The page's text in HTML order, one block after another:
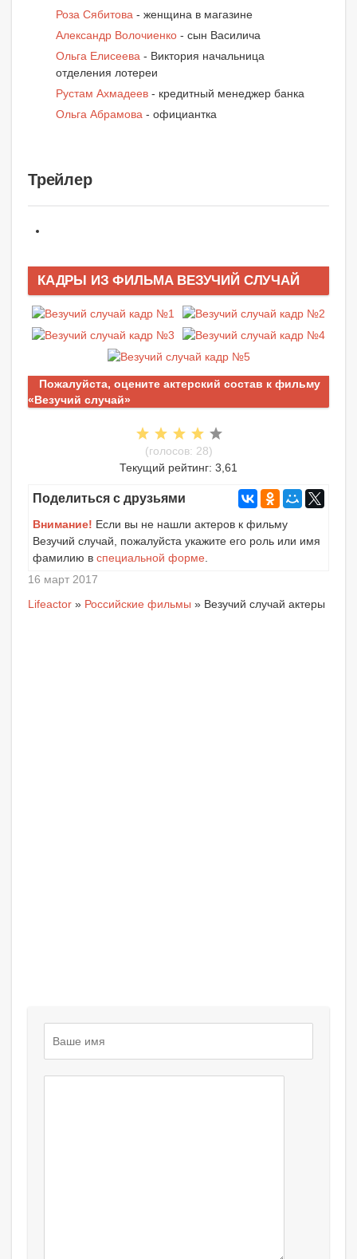
Роза Сябитова - женщина в магазине
Александр Волочиенко - сын Василича
Ольга Елисеева - Виктория начальница
отделения лотереи
Рустам Ахмадеев - кредитный менеджер банка
Ольга Абрамова - официантка
Трейлер
КАДРЫ ИЗ ФИЛЬМА ВЕЗУЧИЙ СЛУЧАЙ
Пожалуйста, оцените актерский состав к фильму
«Везучий случай»
(голосов: 28)
Текущий рейтинг: 3,61
Поделиться с друзьями
Внимание! Если вы не нашли актеров к фильму
Везучий случай, пожалуйста укажите его роль или имя
фамилию в специальной форме
16 март 2017
Lifeactor » Российские фильмы » Везучий случай актеры